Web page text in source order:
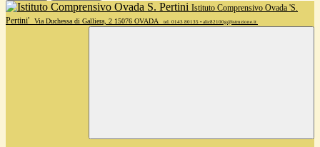
Istituto Comprensivo Ovada 'S.
Pertini'
Via Duchessa di Galliera, 2 15076 OVADA tel. 0143 80135 • alic82100g@istruzione.it